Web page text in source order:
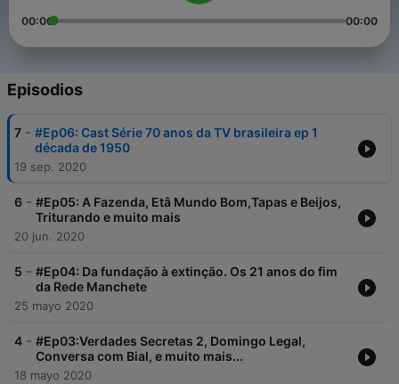
00:00 00:00
Episodios
7 - #Ep06: Cast Série 70 anos da TV brasileira ep 1
década de 1950
19 sep. 2020
6 - #Ep05: A Fazenda, Etâ Mundo Bom,Tapas e Beijos,
Triturando e muito mais
20 jun. 2020
5 - #Ep04: Da fundação à extinção. Os 21 anos do fim
da Rede Manchete
25 mayo 2020
4 - #Ep03:Verdades Secretas 2, Domingo Legal,
Conversa com Bial, e muito mais...
18 mayo 2020